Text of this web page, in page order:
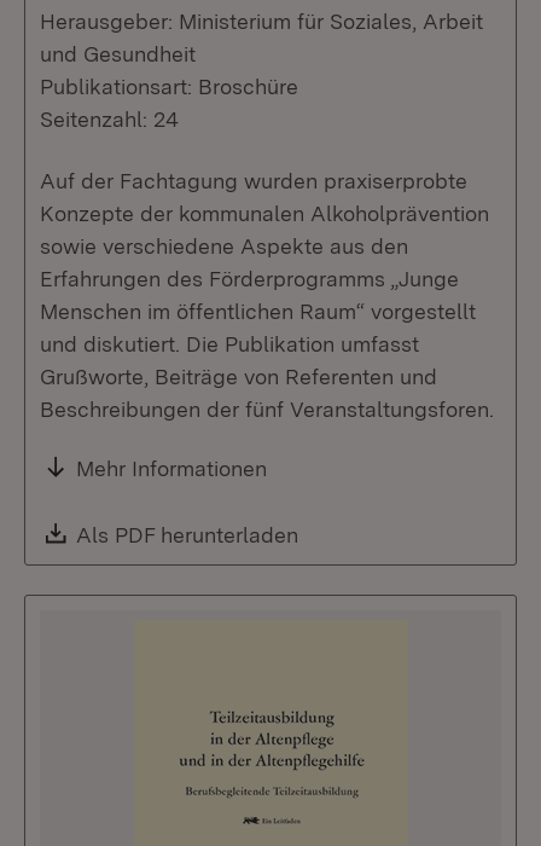
Herausgeber: Ministerium für Soziales, Arbeit
und Gesundheit
Publikationsart: Broschüre
Seitenzahl: 24
Auf der Fachtagung wurden praxiserprobte
Konzepte der kommunalen Alkoholprävention
sowie verschiedene Aspekte aus den
Erfahrungen des Förderprogramms „Junge
Menschen im öffentlichen Raum“ vorgestellt
und diskutiert. Die Publikation umfasst
Grußworte, Beiträge von Referenten und
Beschreibungen der fünf Veranstaltungsforen.
Mehr Informationen
Download:
Als PDF herunterladen